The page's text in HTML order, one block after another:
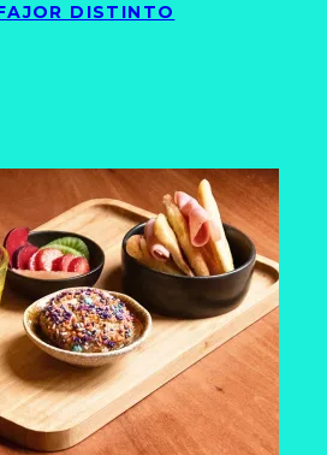
DISTINTO